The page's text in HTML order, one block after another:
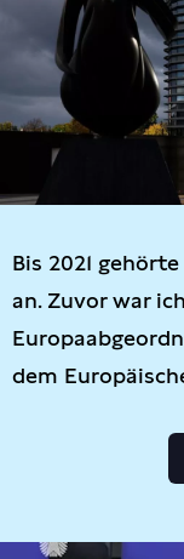
Bis 2021
an. Zuvor war
dem